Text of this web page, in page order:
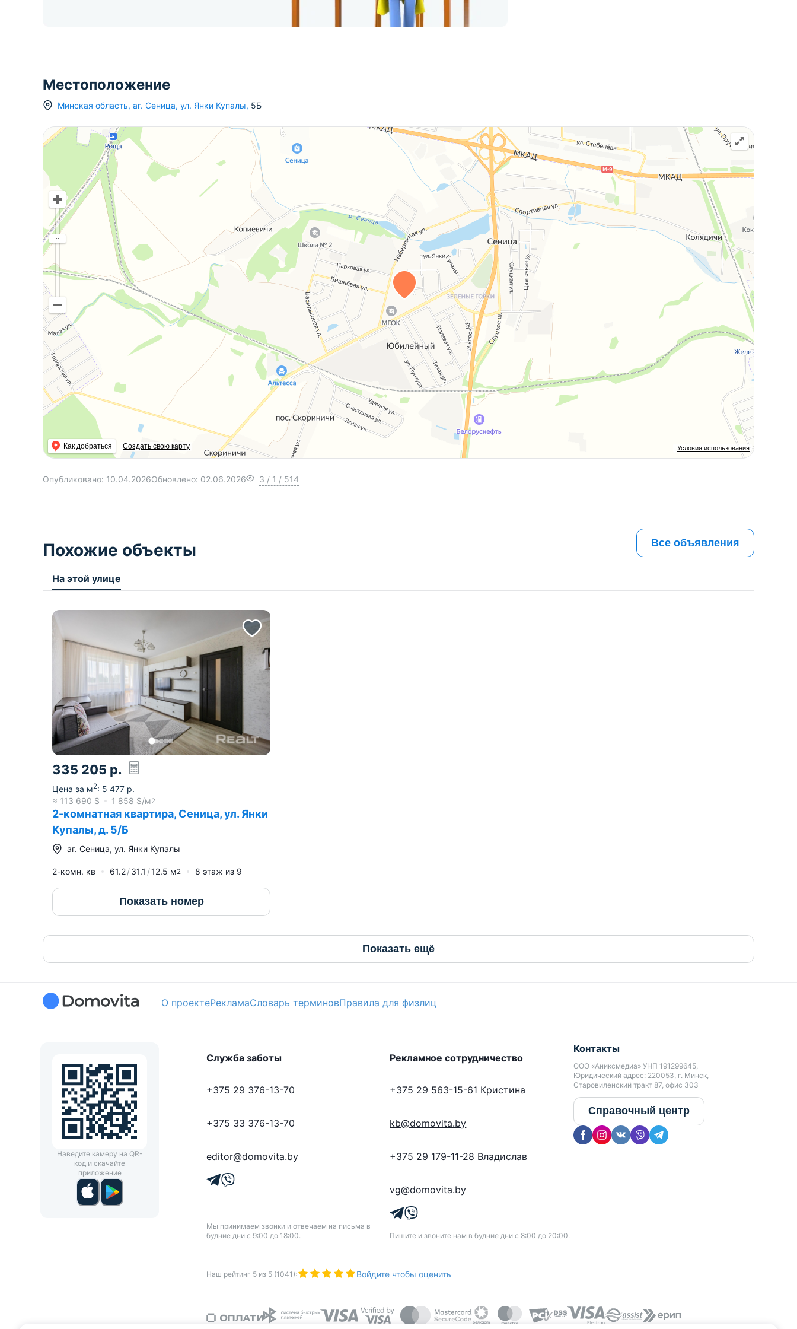
Местоположение
Минская область, аг. Сеница, ул. Янки Купалы, 5Б
Условия использования
Как добраться Создать свою карту
Опубликовано: 10.04.2026Обновлено: 02.06.2026 3 / 1 / 514
Похожие объекты Все объявления
На этой улице
335 205 р.
Цена за м2: 5 477 р.
≈ 113 690 $ 1 858 $/м2
2-комнатная квартира, Сеница, ул. Янки
Купалы, д. 5/Б
аг. Сеница, ул. Янки Купалы
2-комн. кв 61.2 31.1 12.5 м2 8 этаж из 9
Показать номер
Показать ещё
О проектеРекламаСловарь терминовПравила для физлиц
Наведите камеру на QR-
код и скачайте
приложение
Служба заботы
+375 29 376-13-70
+375 33 376-13-70
editor@domovita.by
Мы принимаем звонки и отвечаем на письма в
будние дни с 9:00 до 18:00.
Рекламное сотрудничество
+375 29 563-15-61 Кристина
kb@domovita.by
+375 29 179-11-28 Владислав
vg@domovita.by
Пишите и звоните нам в будние дни с 8:00 до 20:00.
Контакты
ООО «Аниксмедиа» УНП 191299645,
Юридический адрес: 220053, г. Минск,
Старовиленский тракт 87, офис 303
Справочный центр
Наш рейтинг 5 из 5 (1041 ): Войдите чтобы оценить